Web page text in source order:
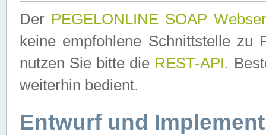
Der PEGELONLINE SOAP
keine empfohlene Schnittstelle zu
nutzen Sie bitte die REST-API.
weiterhin bedient.
Entwurf und